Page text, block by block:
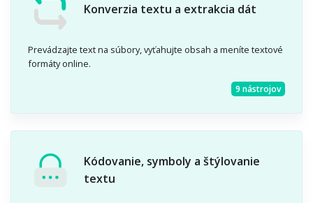
Konverzia textu a extrakcia dát
Prevádzajte text na súbory, vyťahujte obsah a meníte textové
formáty online.
9 nástrojov
Kódovanie, symboly a štýlovanie
textu